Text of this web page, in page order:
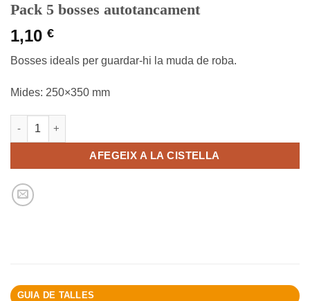
Pack 5 bosses autotancament
1,10 €
Bosses ideals per guardar-hi la muda de roba.
Mides: 250×350 mm
quantitat de Pack 5 bosses autotancament
AFEGEIX A LA CISTELLA
GUIA DE TALLES